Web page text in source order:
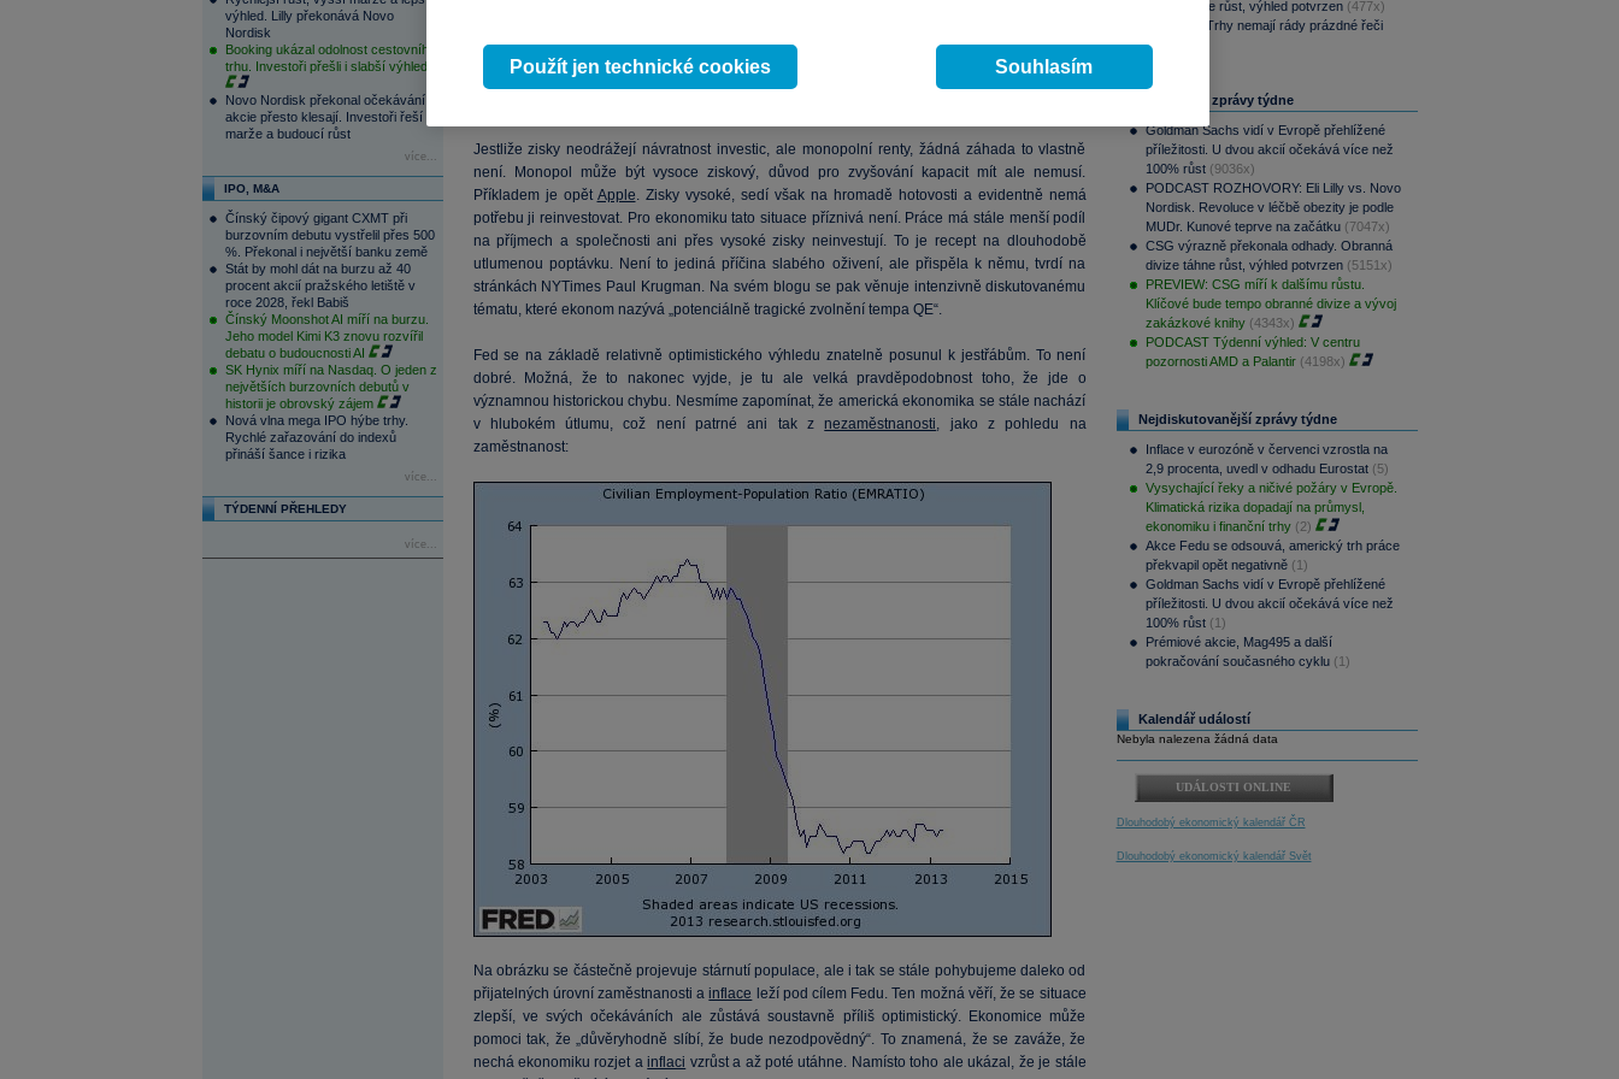
výhled. Lilly překonává Novo
Nordisk
Booking ukázal odolnost cestovního
trhu. Investoři přešli i slabší výhled
Novo Nordisk překonal očekávání,
akcie přesto klesají. Investoři řeší
marže a budoucí růst
více...
IPO, M&A
Čínský čipový gigant CXMT při
burzovním debutu vystřelil přes 500
%. Překonal i největší banku země
Stát by mohl dát na burzu až 40
procent akcií pražského letiště v
roce 2028, řekl Babiš
Čínský Moonshot AI míří na burzu.
Jeho model Kimi K3 znovu rozvířil
debatu o budoucnosti AI
SK Hynix míří na Nasdaq. O jeden z
největších burzovních debutů v
historii je obrovský zájem
Nová vlna mega IPO hýbe trhy.
Rychlé zařazování do indexů
přináší šance i rizika
více...
TÝDENNÍ PŘEHLEDY
více...
k ziskům. Je tu ale jedna záhada: Zisky leží vysoko,
nízko, ale investice žádným
boomem neprocházejí. Určitě to není tím, že by se prezident Obama nějak dotknul vedení
Jestliže zisky neodrážejí návratnost investic, ale monopolní renty, žádná záhada to vlastně
není. Monopol může být vysoce ziskový, důvod pro zvyšování kapacit mít ale nemusí.
Příkladem je opět Apple. Zisky vysoké, sedí však na hromadě hotovosti a evidentně nemá
potřebu ji reinvestovat. Pro ekonomiku tato situace příznivá není. Práce má stále menší podíl
na příjmech a společnosti ani přes vysoké zisky neinvestují. To je recept na dlouhodobě
utlumenou poptávku. Není to jediná příčina slabého oživení, ale přispěla k němu, tvrdí na
stránkách NYTimes Paul Krugman. Na svém blogu se pak věnuje intenzivně diskutovanému
tématu, které ekonom nazývá „potenciálně tragické zvolnění tempa QE“.
Fed se na základě relativně optimistického výhledu znatelně posunul k jestřábům. To není
dobré. Možná, že to nakonec vyjde, je tu ale velká pravděpodobnost toho, že jde o
významnou historickou chybu. Nesmíme zapomínat, že americká ekonomika se stále nachází
v hlubokém útlumu, což není patrné ani tak znezaměstnanosti, jako z pohledu na
zaměstnanost:
Na obrázku se částečně projevuje stárnutí populace, ale i tak se stále pohybujeme daleko od
přijatelných úrovní zaměstnanosti ainflace leží pod cílem Fedu. Ten možná věří, že se situace
zlepší, ve svých očekáváních ale zůstává soustavně příliš optimistický. Ekonomice může
pomoci tak, že „důvěryhodně slíbí, že bude nezodpovědný“. To znamená, že se zaváže, že
nechá ekonomiku rozjet ainflaci vzrůst a až poté utáhne. Namísto toho ale ukázal, že je stále
divize táhne růst, výhled potvrzen (477x)
Víkendář: Trhy nemají rády prázdné řeči
(389x)
Nejčtenější zprávy týdne
Goldman Sachs vidí v Evropě přehlížené
příležitosti. U dvou akcií očekává více než
100% růst (9036x)
PODCAST ROZHOVORY: Eli Lilly vs. Novo
Nordisk. Revoluce v léčbě obezity je podle
MUDr. Kunové teprve na začátku (7047x)
CSG výrazně překonala odhady. Obranná
divize táhne růst, výhled potvrzen (5151x)
PREVIEW: CSG míří k dalšímu růstu.
Klíčové bude tempo obranné divize a vývoj
zakázkové knihy (4343x)
PODCAST Týdenní výhled: V centru
pozornosti AMD a Palantir (4198x)
Nejdiskutovanější zprávy týdne
Inflace v eurozóně v červenci vzrostla na
2,9 procenta, uvedl v odhadu Eurostat (5)
Vysychající řeky a ničivé požáry v Evropě.
Klimatická rizika dopadají na průmysl,
ekonomiku i finanční trhy (2)
Akce Fedu se odsouvá, americký trh práce
překvapil opět negativně (1)
Goldman Sachs vidí v Evropě přehlížené
příležitosti. U dvou akcií očekává více než
100% růst (1)
Prémiové akcie, Mag495 a další
pokračování současného cyklu (1)
Kalendář událostí
Nebyla nalezena žádná data
UDÁLOSTI ONLINE
Dlouhodobý ekonomický kalendář ČR
Dlouhodobý ekonomický kalendář Svět
Použít jen technické cookies Souhlasím